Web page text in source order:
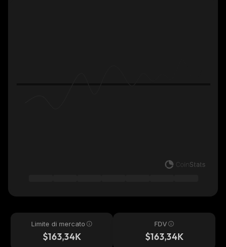
Limite di mercato
$163,34K
FDV
$163,34K